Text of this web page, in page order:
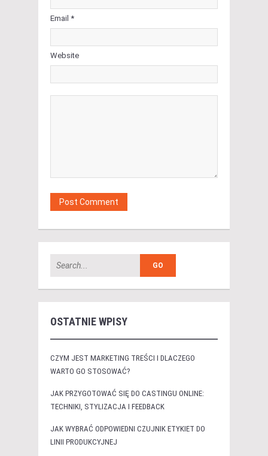
Email *
Website
OSTATNIE WPISY
CZYM JEST MARKETING TREŚCI I DLACZEGO
WARTO GO STOSOWAĆ?
JAK PRZYGOTOWAĆ SIĘ DO CASTINGU ONLINE:
TECHNIKI, STYLIZACJA I FEEDBACK
JAK WYBRAĆ ODPOWIEDNI CZUJNIK ETYKIET DO
LINII PRODUKCYJNEJ